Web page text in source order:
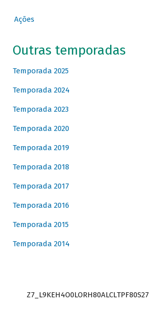
Ações
Outras temporadas
Temporada 2025
Temporada 2024
Temporada 2023
Temporada 2020
Temporada 2019
Temporada 2018
Temporada 2017
Temporada 2016
Temporada 2015
Temporada 2014
Z7_L9KEH4O0LORH80ALCLTPF80S27